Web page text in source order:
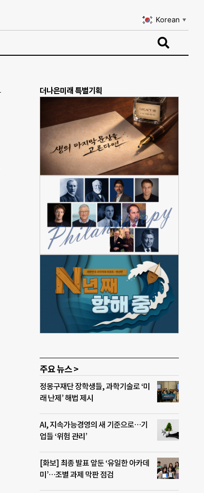
Korean ▼
더나은미래 특별기획
주요 뉴스 >
정몽구재단 장학생들, 과학기술로 ‘미
래 난제’ 해법 제시
AI, 지속가능경영의 새 기준으로…기
업들 ‘위험 관리’
[화보] 최종 발표 앞둔 ‘유일한 아카데
미’…조별 과제 막판 점검